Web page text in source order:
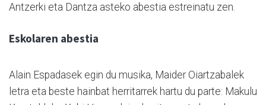
Antzerki eta Dantza asteko abestia estreinatu zen.
Eskolaren abestia
Alain Espadasek egin du musika, Maider Oiartzabalek
letra eta beste hainbat herritarrek hartu du parte: Makulu